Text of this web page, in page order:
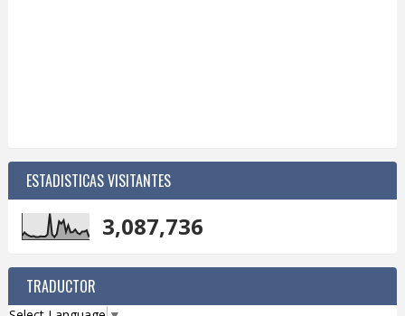
ESTADISTICAS VISITANTES
3,087,736
TRADUCTOR